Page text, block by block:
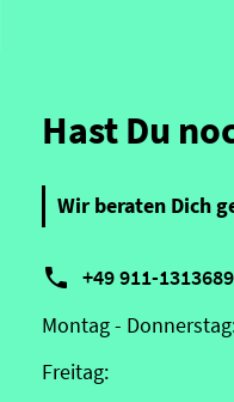
Hast Du
Wir beraten Dich
 +49 911-
Montag -
Freitag: